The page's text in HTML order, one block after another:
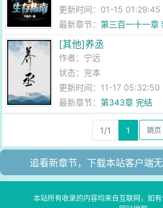
更新时间：01-15 01:29:45
最新章节：第三百一十一章
[其他]养丞
作者： 宁远
状态：完本
更新时间：11-17 05:32:50
最新章节：第343章 完结
1/1 1
追看新章节，下载本站客户端
本站所有收录的内容均来自互联网，如有